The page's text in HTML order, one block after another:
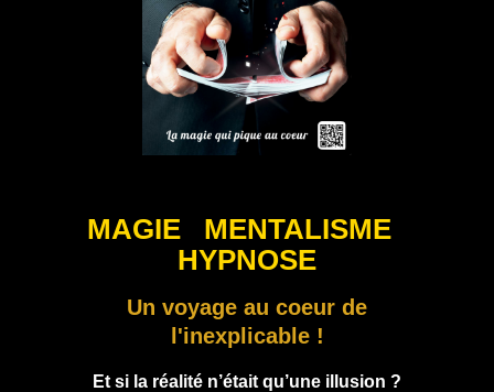
MAGIE MENTALISME
HYPNOSE
Un voyage au coeur de
l'inexplicable !
Et si la réalité n’était qu’une illusion ?